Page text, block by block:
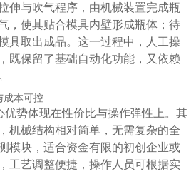
伸与吹气程序，由机械装置完成瓶
，使其贴合模具内壁形成瓶体；待
具取出成品。这一过程中，人工操
既保留了基础自动化功能，又依赖
成本可控
优势体现在性价比与操作弹性上。其
机械结构相对简单，无需复杂的全
模块，适合资金有限的初创企业或
工艺调整便捷，操作人员可根据实